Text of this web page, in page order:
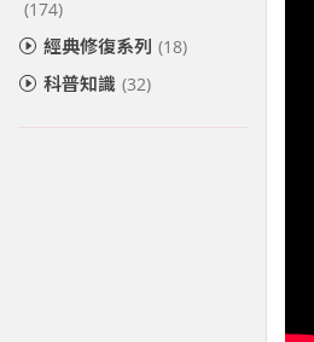
(174)
經典修復系列 (18)
科普知識 (32)